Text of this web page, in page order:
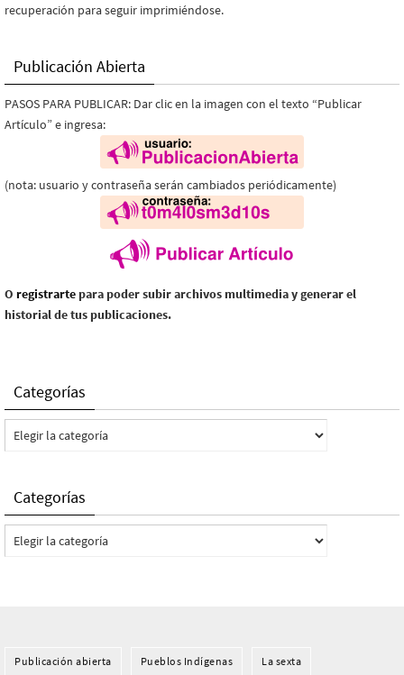
recuperación para seguir imprimiéndose.
Publicación Abierta
PASOS PARA PUBLICAR: Dar clic en la imagen con el texto “Publicar
Artículo” e ingresa:
(nota: usuario y contraseña serán cambiados periódicamente)
O registrarte para poder subir archivos multimedia y generar el
historial de tus publicaciones.
Categorías
Categorías
Categorías
Categorías
Publicación abierta Pueblos Indí­genas La sexta